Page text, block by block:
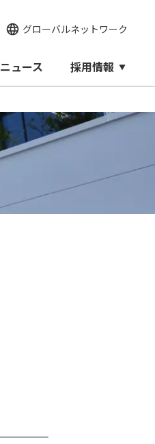
ニュース 採用情報
グローバルネットワーク